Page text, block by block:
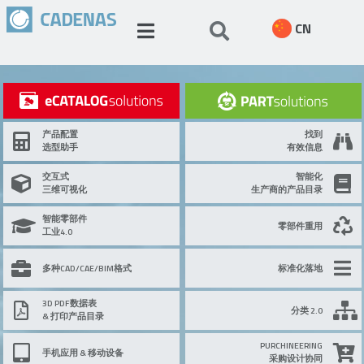
CN
产品配置
选型助手
交互式
三维可视化
智能零部件
工业4.0
多种CAD/CAE/BIM格式
3D PDF数据表
& 打印产品目录
手机应用 & 移动设备
找到
有效信息
智能化
生产商的产品目录
零部件重用
标准化落地
分类 2.0
PURCHINEERING
采购设计协同